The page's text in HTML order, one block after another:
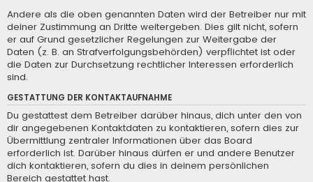
Andere als die oben genannten Daten wird der Betreiber nur mit
deiner Zustimmung an Dritte weitergeben. Dies gilt nicht, sofern
er auf Grund gesetzlicher Regelungen zur Weitergabe der
Daten (z. B. an Strafverfolgungsbehörden) verpflichtet ist oder
die Daten zur Durchsetzung rechtlicher Interessen erforderlich
sind.
GESTATTUNG DER KONTAKTAUFNAHME
Du gestattest dem Betreiber darüber hinaus, dich unter den von
dir angegebenen Kontaktdaten zu kontaktieren, sofern dies zur
Übermittlung zentraler Informationen über das Board
erforderlich ist. Darüber hinaus dürfen er und andere Benutzer
dich kontaktieren, sofern du dies in deinem persönlichen
Bereich gestattet hast.